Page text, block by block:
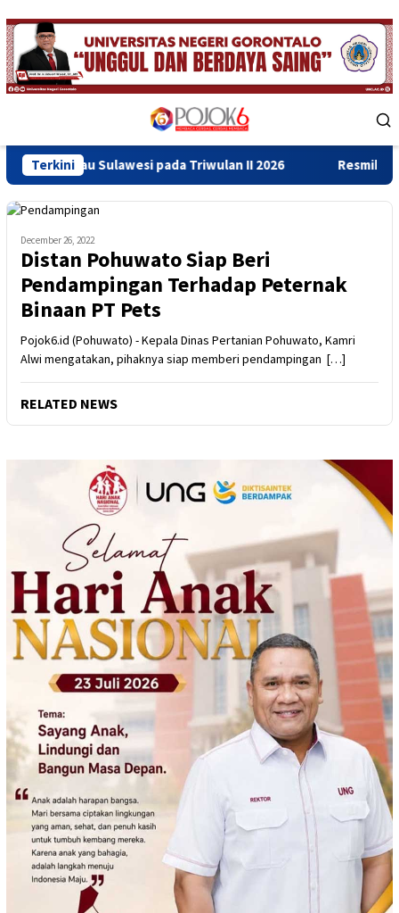
Skip
to
content
Menu
Terkinipada Triwulan II 2026 Resmikan Gedung Baru
December 26, 2022
Distan Pohuwato Siap Beri
Pendampingan Terhadap Peternak
Binaan PT Pets
Pojok6.id (Pohuwato) - Kepala Dinas Pertanian Pohuwato, Kamri
Alwi mengatakan, pihaknya siap memberi pendampingan […]
RELATED NEWS